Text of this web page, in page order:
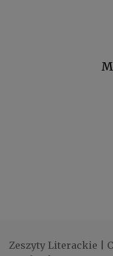
Zeszyty Literackie